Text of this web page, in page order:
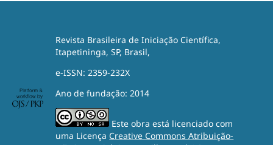
Revista Brasileira de Iniciação Científica,
Itapetininga, SP, Brasil,
e-ISSN: 2359-232X
Ano de fundação: 2014
Este obra está licenciado com
uma Licença Creative Commons Atribuição-